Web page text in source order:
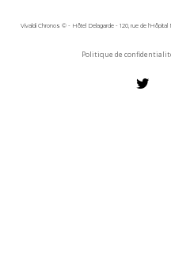
Vivaldi Chronos © - Hôtel Delagarde - 120, rue de
Politique de